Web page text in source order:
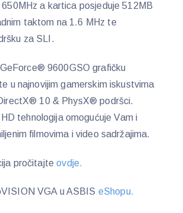
a kartica posjeduje 512MB
taktom na 1.6 MHz te
za SLI.
9600GSO grafičku
u najnovijim gamerskim iskustvima
10 & PhysX® podršci.
tehnologija omogućuje Vam i
filmovima i video sadržajima.
pročitajteovdje.
VGA u ASBIS eShopu.